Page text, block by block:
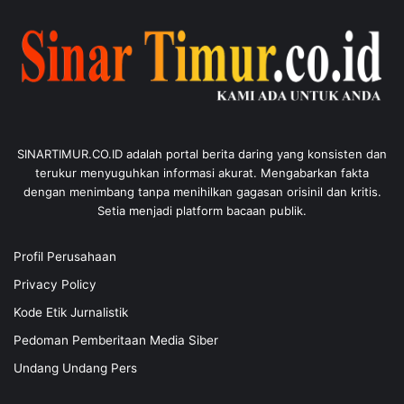
SINARTIMUR.CO.ID adalah portal berita daring yang konsisten dan
terukur menyuguhkan informasi akurat. Mengabarkan fakta
dengan menimbang tanpa menihilkan gagasan orisinil dan kritis.
Setia menjadi platform bacaan publik.
Profil Perusahaan
Privacy Policy
Kode Etik Jurnalistik
Pedoman Pemberitaan Media Siber
Undang Undang Pers